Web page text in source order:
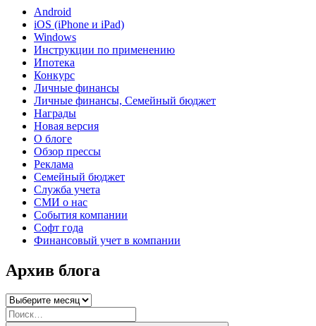
Android
iOS (iPhone и iPad)
Windows
Инструкции по применению
Ипотека
Конкурс
Личные финансы
Личные финансы, Семейный бюджет
Награды
Новая версия
О блоге
Обзор прессы
Реклама
Семейный бюджет
Служба учета
СМИ о нас
События компании
Софт года
Финансовый учет в компании
Архив блога
Архив
блога
Искать: